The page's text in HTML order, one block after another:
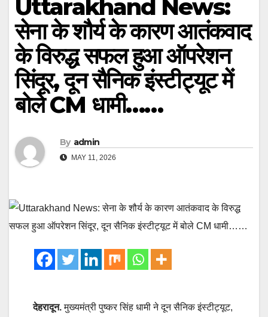
Uttarakhand News:
सेना के शौर्य के कारण आतंकवाद
के विरुद्ध सफल हुआ ऑपरेशन
सिंदूर, दून सैनिक इंस्टीट्यूट में
बोले CM धामी……
By admin
MAY 11, 2026
देहरादून.मुख्यमंत्री पुष्कर सिंह धामी ने दून सैनिक इंस्टीट्यूट,